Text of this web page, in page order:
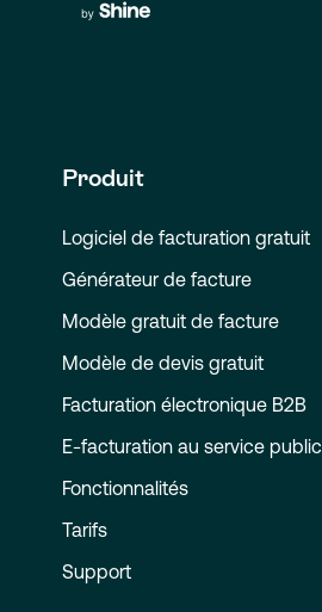
Produit
Logiciel de facturation gratuit
Générateur de facture
Modèle gratuit de facture
Modèle de devis gratuit
Facturation électronique B2B
E-facturation au service public
Fonctionnalités
Tarifs
Support